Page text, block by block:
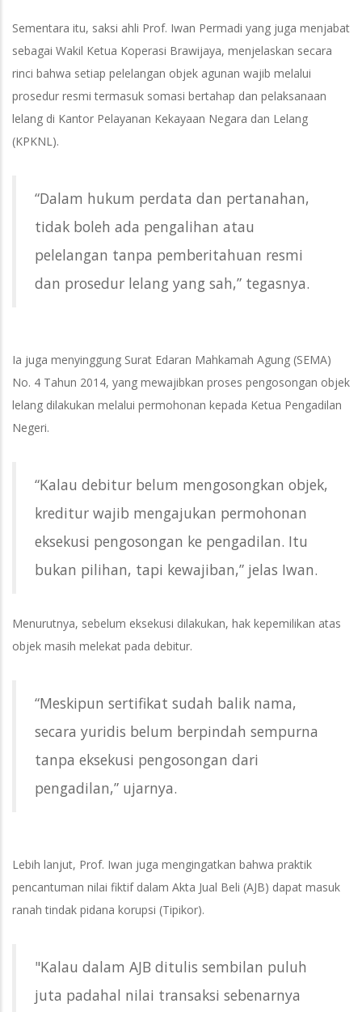
Sementara itu, saksi ahli Prof. Iwan Permadi yang juga menjabat
sebagai Wakil Ketua Koperasi Brawijaya, menjelaskan secara
rinci bahwa setiap pelelangan objek agunan wajib melalui
prosedur resmi termasuk somasi bertahap dan pelaksanaan
lelang di Kantor Pelayanan Kekayaan Negara dan Lelang
(KPKNL).
“Dalam hukum perdata dan pertanahan,
tidak boleh ada pengalihan atau
pelelangan tanpa pemberitahuan resmi
dan prosedur lelang yang sah,” tegasnya.
Ia juga menyinggung Surat Edaran Mahkamah Agung (SEMA)
No. 4 Tahun 2014, yang mewajibkan proses pengosongan objek
lelang dilakukan melalui permohonan kepada Ketua Pengadilan
Negeri.
“Kalau debitur belum mengosongkan objek,
kreditur wajib mengajukan permohonan
eksekusi pengosongan ke pengadilan. Itu
bukan pilihan, tapi kewajiban,” jelas Iwan.
Menurutnya, sebelum eksekusi dilakukan, hak kepemilikan atas
objek masih melekat pada debitur.
“Meskipun sertifikat sudah balik nama,
secara yuridis belum berpindah sempurna
tanpa eksekusi pengosongan dari
pengadilan,” ujarnya.
Lebih lanjut, Prof. Iwan juga mengingatkan bahwa praktik
pencantuman nilai fiktif dalam Akta Jual Beli (AJB) dapat masuk
ranah tindak pidana korupsi (Tipikor).
"Kalau dalam AJB ditulis sembilan puluh
juta padahal nilai transaksi sebenarnya